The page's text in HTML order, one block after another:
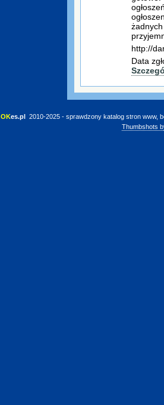
http://
Data
OKes.pl 2010-2025 - sprawdzony katalog stron www,
Thumbshots